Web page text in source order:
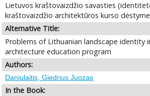
Lietuvos kraštovaizdžio savasties
kraštovaizdžio architektūros kurso dėstyme
Alternative Title:
Problems of Lithuanian landscape identity
architecture education program
Authors:
Daniulaitis, Giedrius Juozas
In the Book: